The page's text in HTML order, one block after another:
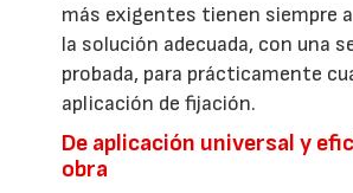
más exigentes tienen siempre
la solución adecuada, con una
probada, para prácticamente
aplicación de fijación.
De aplicación universal y
obra